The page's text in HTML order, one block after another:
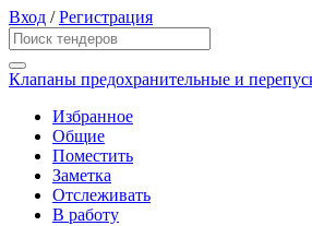
Вход /Регистрация
Клапаны предохранительные и
Избранное
Общие
Поместить
Заметка
Отслеживать
В работу